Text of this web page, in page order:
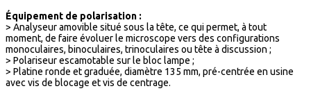
Équipement de polarisation :
> Analyseur amovible situé sous la tête, ce qui permet, à tout
moment, de faire évoluer le microscope vers des configurations
monoculaires, binoculaires, trinoculaires ou tête à discussion ;
> Polariseur escamotable sur le bloc lampe ;
> Platine ronde et graduée, diamètre 135 mm, pré-centrée en usine
avec vis de blocage et vis de centrage.